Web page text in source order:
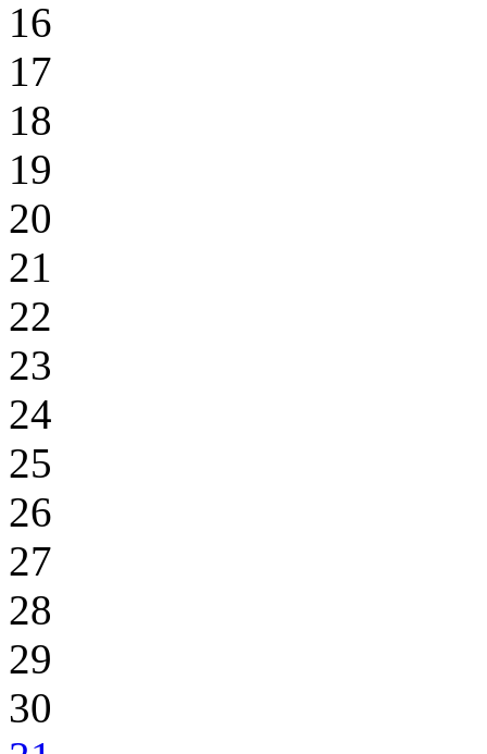
16
17
18
19
20
21
22
23
24
25
26
27
28
29
30